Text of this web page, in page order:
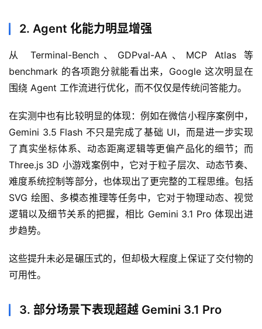
2. Agent 化能力明显增强
从 Terminal-Bench、GDPval-AA、MCP Atlas 等
benchmark 的各项跑分就能看出来，Google 这次明显在
围绕 Agent 工作流进行优化，而不仅仅是传统问答能力。
在实测中也有比较明显的体现：例如在微信小程序案例中，
Gemini 3.5 Flash 不只是完成了基础 UI，而是进一步实现
了真实坐标体系、动态距离逻辑等更偏产品化的细节；而
Three.js 3D 小游戏案例中，它对于粒子层次、动态节奏、
难度系统控制等部分，也体现出了更完整的工程思维。包括
SVG 绘图、多模态推理等任务中，它对于物理动态、视觉
逻辑以及细节关系的把握，相比 Gemini 3.1 Pro 体现出进
步趋势。
这些提升未必是碾压式的，但却极大程度上保证了交付物的
可用性。
3. 部分场景下表现超越 Gemini 3.1 Pro